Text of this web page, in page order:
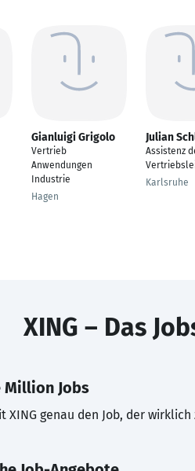
Gianluigi Grigolo
Vertrieb
Anwendungen
Industrie
Hagen
Julian
Assistenz
Karlsruhe
XING – Das
Million Jobs
XING genau den Job, der wirklich